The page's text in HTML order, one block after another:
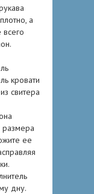
а
размера
ее
дну.